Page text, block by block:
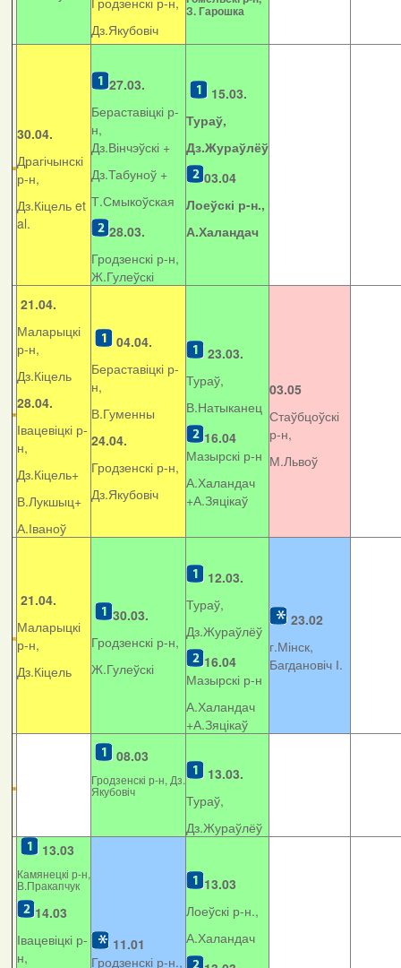
Дз.Якубовіч
З. Гарошка
30.04.
Драгічынскі
р-н,
Дз.Кіцель et
al.
27.03.
Бераставіцкі р-
н,
Дз.Вінчэўскі +
Дз.Табуноў +
Т.Смыкоўская
28.03.
Гродзенскі р-н,
Ж.Гулеўскі
15.03.
Тураў,
Дз.Жураўлёў
03.04
Лоеўскі р-н.,
А.Халандач
21.04.
Маларыцкі
р-н,
Дз.Кіцель
28.04.
Івацевіцкі р-
н,
Дз.Кіцель+
В.Лукшыц+
А.Іваноў
04.04.
Бераставіцкі р-
н,
В.Гуменны
24.04.
Гродзенскі р-н,
Дз.Якубовіч
23.03.
Тураў,
В.Натыканец
16.04
Мазырскі р-н
А.Халандач
+А.Зяцікаў
03.05
Стаўбцоўскі
р-н,
М.Львоў
21.04.
Маларыцкі
р-н,
Дз.Кіцель
30.03.
Гродзенскі р-н,
Ж.Гулеўскі
12.03.
Тураў,
Дз.Жураўлёў
16.04
Мазырскі р-н
А.Халандач
+А.Зяцікаў
23.02
г.Мінск,
Багдановіч І.
08.03
Гродзенскі р-н, Дз.
Якубовіч
13.03.
Тураў,
Дз.Жураўлёў
13.03
Камянецкі р-н,
В.Пракапчук
14.03
Івацевіцкі р-
н,
11.01
Гродзенскі р-н.,
13.03
Лоеўскі р-н.,
А.Халандач